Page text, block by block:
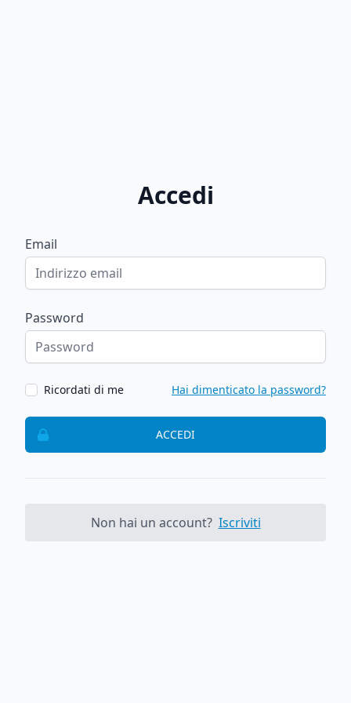
Accedi
Email
Password
Ricordati di me Hai dimenticato la password?
ACCEDI
Non hai un account? Iscriviti